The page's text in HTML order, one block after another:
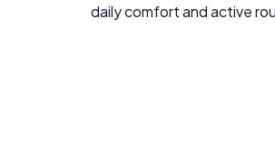
daily comfort and active